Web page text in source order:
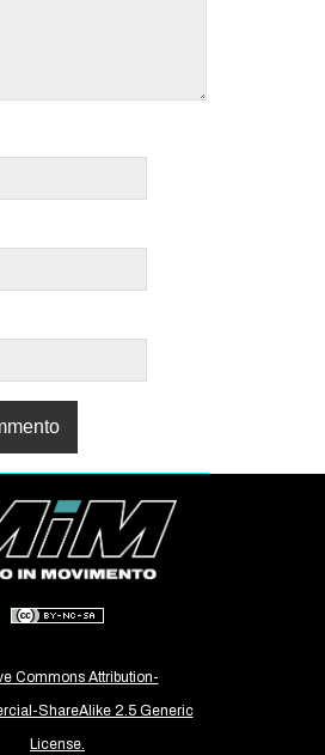
Commons Attribution-
ShareAlike 2.5 Generic
License.